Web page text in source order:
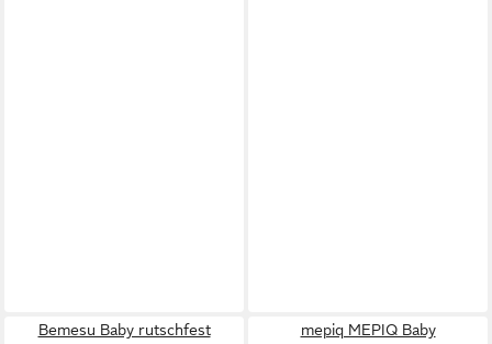
Bemesu Baby rutschfest
mepiq MEPIQ Baby